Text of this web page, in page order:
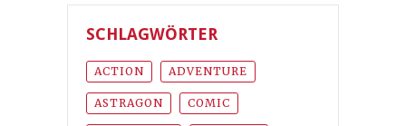
SCHLAGWÖRTER
ACTION ADVENTURE
ASTRAGON COMIC